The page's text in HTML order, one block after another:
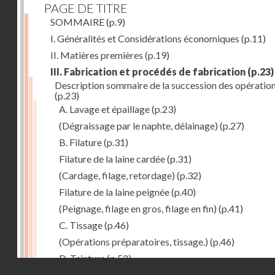
PAGE DE TITRE
SOMMAIRE(p.9)
I. Généralités et Considérations économiques (p.11)
II. Matières premières (p.19)
III. Fabrication et procédés de fabrication (p.23)
Description sommaire de la succession des
(p.23)
A. Lavage et épaillage(p.23)
(Dégraissage par le naphte, délainage) (p.27)
B. Filature(p.31)
Filature de la laine cardée(p.31)
(Cardage, filage, retordage) (p.32)
Filature de la laine peignée(p.40)
(Peignage, filage en gros, filage en fin) (p.41)
C. Tissage(p.46)
(Opérations préparatoires, tissage.) (p.46)
D. Teinture(p.52)